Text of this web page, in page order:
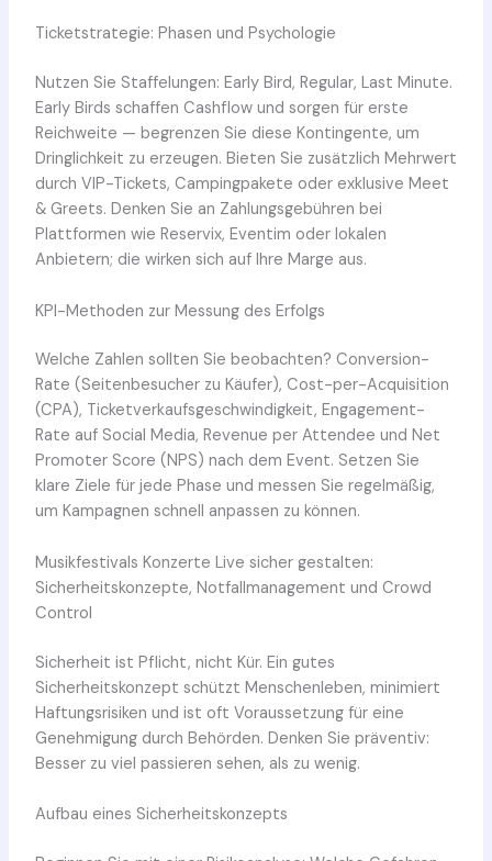
Ticketstrategie: Phasen und Psychologie
Nutzen Sie Staffelungen: Early Bird, Regular, Last Minute.
Early Birds schaffen Cashflow und sorgen für erste
Reichweite — begrenzen Sie diese Kontingente, um
Dringlichkeit zu erzeugen. Bieten Sie zusätzlich Mehrwert
durch VIP-Tickets, Campingpakete oder exklusive Meet
& Greets. Denken Sie an Zahlungsgebühren bei
Plattformen wie Reservix, Eventim oder lokalen
Anbietern; die wirken sich auf Ihre Marge aus.
KPI-Methoden zur Messung des Erfolgs
Welche Zahlen sollten Sie beobachten? Conversion-
Rate (Seitenbesucher zu Käufer), Cost-per-Acquisition
(CPA), Ticketverkaufsgeschwindigkeit, Engagement-
Rate auf Social Media, Revenue per Attendee und Net
Promoter Score (NPS) nach dem Event. Setzen Sie
klare Ziele für jede Phase und messen Sie regelmäßig,
um Kampagnen schnell anpassen zu können.
Musikfestivals Konzerte Live sicher gestalten:
Sicherheitskonzepte, Notfallmanagement und Crowd
Control
Sicherheit ist Pflicht, nicht Kür. Ein gutes
Sicherheitskonzept schützt Menschenleben, minimiert
Haftungsrisiken und ist oft Voraussetzung für eine
Genehmigung durch Behörden. Denken Sie präventiv:
Besser zu viel passieren sehen, als zu wenig.
Aufbau eines Sicherheitskonzepts